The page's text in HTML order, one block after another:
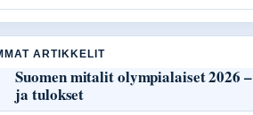
ARTIKKELIT
Suomen mitalit olympialaiset 2026
ja tulokset